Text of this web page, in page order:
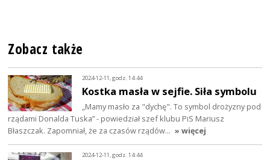
Zobacz także
2024-12-11, godz. 14:44
Kostka masła w sejfie. Siła symbolu
„Mamy masło za "dychę". To symbol drożyzny pod
rządami Donalda Tuska” - powiedział szef klubu PiS Mariusz
Błaszczak. Zapomniał, że za czasów rządów… » więcej
2024-12-11, godz. 14:44